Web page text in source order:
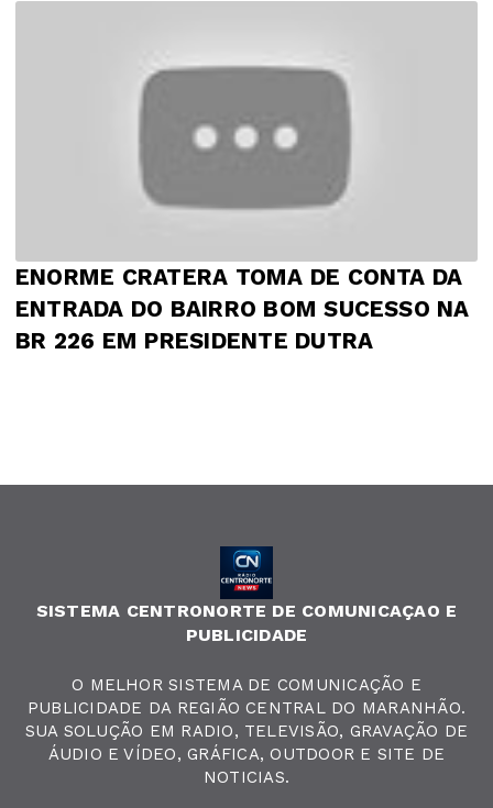
ENORME CRATERA TOMA DE CONTA DA
ENTRADA DO BAIRRO BOM SUCESSO NA
BR 226 EM PRESIDENTE DUTRA
SISTEMA CENTRONORTE DE COMUNICAÇAO E
PUBLICIDADE
O MELHOR SISTEMA DE COMUNICAÇÃO E
PUBLICIDADE DA REGIÃO CENTRAL DO MARANHÃO.
SUA SOLUÇÃO EM RADIO, TELEVISÃO, GRAVAÇÃO DE
ÁUDIO E VÍDEO, GRÁFICA, OUTDOOR E SITE DE
NOTICIAS.